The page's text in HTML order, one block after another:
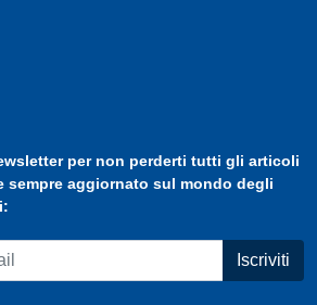
per non perderti tutti gli articoli
sempre aggiornato sul mondo degli
Iscriviti